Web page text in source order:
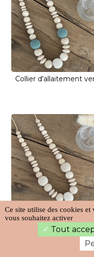
Collier d'allaitement
Collier d'allaitement
Ce site utilise des cookies
vous souhaitez activer
Tout